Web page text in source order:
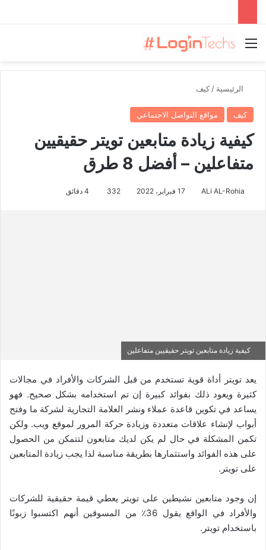
القائمة
الرئيسية /كيف
كيف مواقع التواصل الاجتماعي
كيفية زيادة متابعين تويتر حقيقيين
متفاعلين – أفضل 8 طرق
ALi AL-Rohia 17 فبراير، 2022 332
كيفية زيادة متابعين تويتر حقيقيين متفاعلين
يعد تويتر أداة قوية تستخدم من قبل الشركات والأفراد في مجالات
كثيرة ويعود ذلك بفوائد كبيرة إن تم استخدامه بشكل صحيح. فهو
يساعد في تكوين قاعدة عملاء ونشر العلامة التجارية لشركة ما وفتح
أبواب لإنشاء علاقات متعددة وزيادة حركة المرور لموقع ويب. ولكن
تكمن المشكلة في حال لم يكن لديك متابعون لتتمكن من الحصول
على هذه الفوائد واستثمارها بطريقة مناسبة لذا يجب زيادة المتابعين
على تويتر.
إن وجود متابعين نشيطين على تويتر يعطي قيمة حقيقية للشركات
والأفراد في الواقع يقول 36٪ من المسوقين أنهم اكتسبوا زبونًا
باستخدام تويتر.